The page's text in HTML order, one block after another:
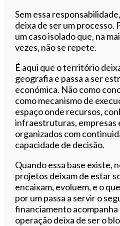
Sem essa
deixa de ser um processo.
um caso isolado que, na
vezes, não se repete.
É aqui que o território
geografia e passa a ser
económica. Não como
como mecanismo de
espaço onde recursos,
infraestruturas, empresas
organizados com
capacidade de decisão.
Quando essa base existe,
projetos deixam de estar
encaixam, evoluem, e o
por um passa a servir o
financiamento
operação deixa de ser o